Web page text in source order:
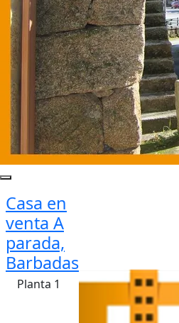
Casa en
venta A
parada,
Barbadas
Planta 1